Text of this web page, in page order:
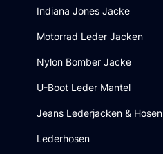
Indiana Jones Jacke
Motorrad Leder Jacken
Nylon Bomber Jacke
U-Boot Leder Mantel
Jeans Lederjacken & Hosen
Lederhosen